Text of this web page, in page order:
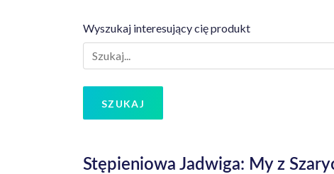
Wyszukaj interesujący cię produkt
SZUKAJ
Stępieniowa Jadwiga: My z